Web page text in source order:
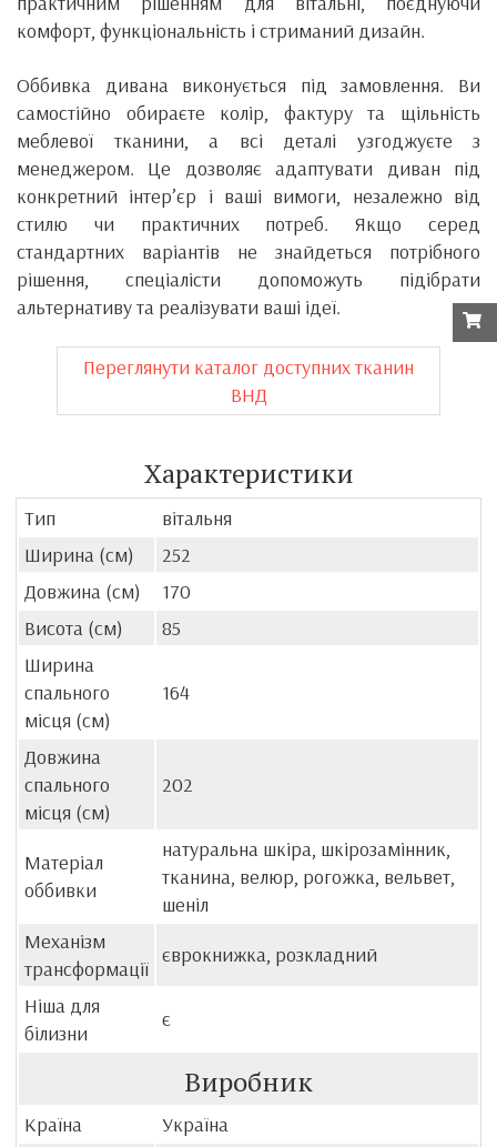
комфорт, функціональність і стриманий дизайн.
Оббивка дивана виконується під замовлення. Ви
самостійно обираєте колір, фактуру та щільність
меблевої тканини, а всі деталі узгоджуєте з
менеджером. Це дозволяє адаптувати диван під
конкретний інтер’єр і ваші вимоги, незалежно від
стилю чи практичних потреб. Якщо серед
стандартних варіантів не знайдеться потрібного
рішення, спеціалісти допоможуть підібрати
альтернативу та реалізувати ваші ідеї.
Переглянути каталог доступних тканин
ВНД
Характеристики
Тип
вітальня
Ширина (см)
252
Довжина (см)
170
Висота (см)
85
Ширина
спального
місця (см)
164
Довжина
спального
місця (см)
202
Матеріал
оббивки
натуральна шкіра, шкірозамінник,
тканина, велюр, рогожка, вельвет,
шеніл
Механізм
трансформації
єврокнижка, розкладний
Ніша для
білизни
є
Виробник
Країна
Україна